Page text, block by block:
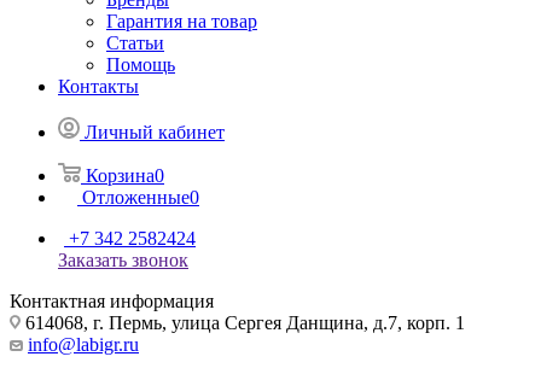
Гарантия на товар
Статьи
Помощь
Контакты
Личный кабинет
Корзина0
Отложенные0
+7 342 2582424
Заказать звонок
Контактная информация
614068, г. Пермь, улица Сергея Данщина, д.7, корп. 1
info@labigr.ru